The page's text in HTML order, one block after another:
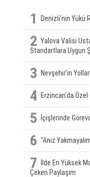
1 Denizli'nin Yükü
2 Yalova Valisi
Standartlara Uygun
3 Nevşehir’in
4 Erzincan’da
5 İçişlerinde
6 "Anız
7
İlde En Yüksek
Çeken Paylaşım